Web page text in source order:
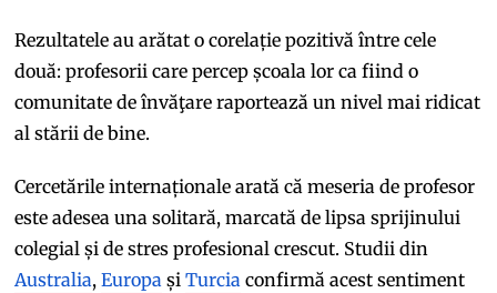
Rezultatele au arătat o corelație pozitivă între cele
două: profesorii care percep școala lor ca fiind o
comunitate de învăţare raportează un nivel mai ridicat
al stării de bine.
Cercetările internaționale arată că meseria de profesor
este adesea una solitară, marcată de lipsa sprijinului
colegial și de stres profesional crescut. Studii din
Australia,Europa șiTurcia confirmă acest sentiment